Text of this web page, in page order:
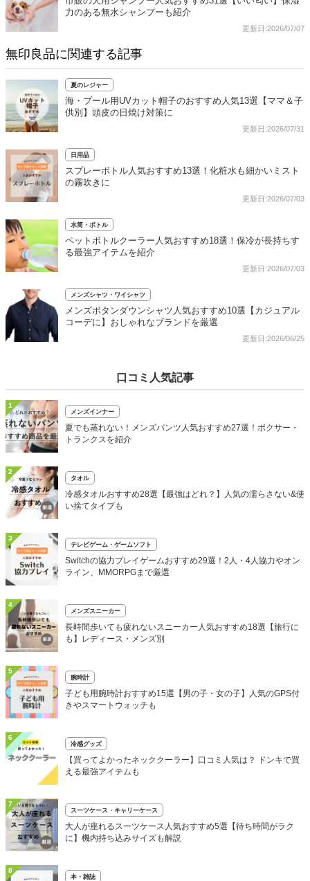
力のある無水シャンプーも紹介
更新日:2026/07/07
無印良品に関連する記事
夏のレジャー
海・プール用UVカット帽子のおすすめ人気13選【ママ＆子
供別】頭皮の日焼け対策に
更新日:2026/07/31
日用品
スプレーボトル人気おすすめ13選！化粧水も細かいミスト
の霧吹きに
更新日:2026/07/03
水筒・ボトル
ペットボトルクーラー人気おすすめ18選！保冷が長持ちす
る最強アイテムを紹介
更新日:2026/07/03
メンズシャツ・ワイシャツ
メンズボタンダウンシャツ人気おすすめ10選【カジュアル
コーデに】おしゃれなブランドを厳選
更新日:2026/06/25
口コミ人気記事
1
メンズインナー
夏でも蒸れない！メンズパンツ人気おすすめ27選！ボクサー・
トランクスを紹介
2
タオル
冷感タオルおすすめ28選【最強はどれ？】人気の濡らさない&使
い捨てタイプも
3
テレビゲーム・ゲームソフト
Switchの協力プレイゲームおすすめ29選！2人・4人協力やオン
ライン、MMORPGまで厳選
4
メンズスニーカー
長時間歩いても疲れないスニーカー人気おすすめ18選【旅行に
も】レディース・メンズ別
5
腕時計
子ども用腕時計おすすめ15選【男の子・女の子】人気のGPS付
きやスマートウォッチも
6
冷感グッズ
【買ってよかったネッククーラー】口コミ人気は？ ドンキで買
える最強アイテムも
7
スーツケース・キャリーケース
大人が座れるスーツケース人気おすすめ5選【待ち時間がラク
に】機内持ち込みサイズも解説
8
本・雑誌